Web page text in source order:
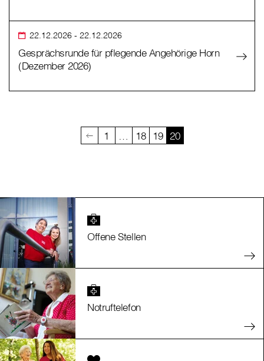
22.12.2026 - 22.12.2026
Gesprächsrunde für pflegende Angehörige Horn
(Dezember 2026)
1 … 18 19 20
Offene Stellen
Notruftelefon